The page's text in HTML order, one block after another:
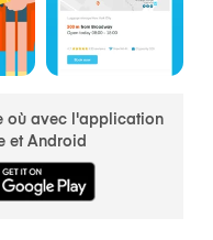
où avec l'application
et Android